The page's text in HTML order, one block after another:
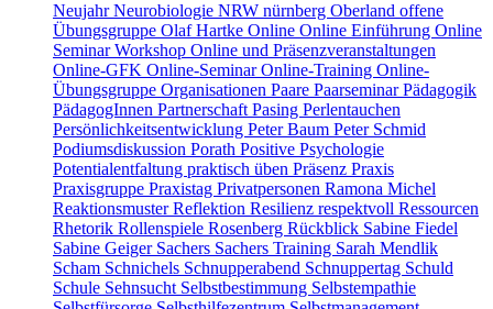
NeujahrNeurobiologie NRW nürnberg Oberland offene
Übungsgruppe Olaf Hartke Online Online Einführung Online
Seminar Workshop Online und Präsenzveranstaltungen
Online-GFK Online-SeminarOnline-Training Online-
Übungsgruppe Organisationen Paare PaarseminarPädagogik
PädagogInnen Partnerschaft Pasing Perlentauchen
Persönlichkeitsentwicklung Peter Baum Peter Schmid
Podiumsdiskussion Porath Positive Psychologie
Potentialentfaltung praktisch üben Präsenz Praxis
Praxisgruppe Praxistag Privatpersonen Ramona Michel
ReaktionsmusterReflektion Resilienz respektvoll Ressourcen
Rhetorik Rollenspiele Rosenberg Rückblick Sabine Fiedel
Sabine Geiger Sachers Sachers Training Sarah Mendlik
Scham Schnichels Schnupperabend Schnuppertag Schuld
Schule Sehnsucht Selbstbestimmung Selbstempathie